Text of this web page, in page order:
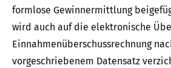
formlose Gewinnermittlung
wird auch auf die elektronische
Einnahmenüberschussrechnung
vorgeschriebenem Datensatz